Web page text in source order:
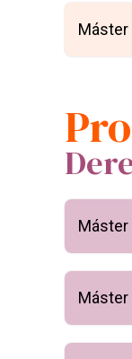
Máster
Máster
Máster